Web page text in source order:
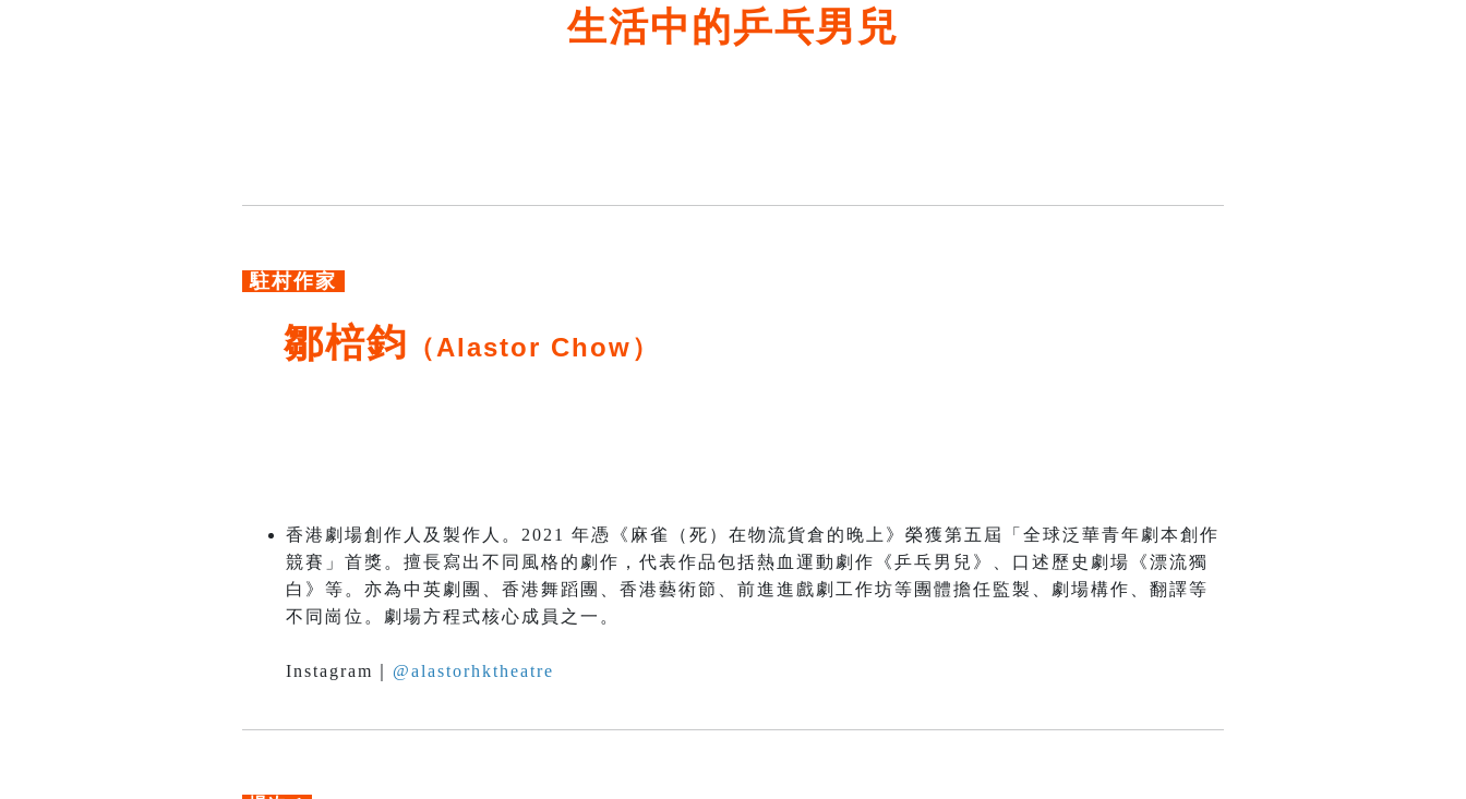
生活中的乒乓男兒
駐村作家
鄒棓鈞 （Alastor Chow）
香港劇場創作人及製作人。2021 年憑《麻雀（死）在物流貨倉的晚上》榮獲第五屆「全球泛華青年劇本創作
競賽」首獎。擅長寫出不同風格的劇作，代表作品包括熱血運動劇作《乒乓男兒》、口述歷史劇場《漂流獨
白》等。亦為中英劇團、香港舞蹈團、香港藝術節、前進進戲劇工作坊等團體擔任監製、劇場構作、翻譯等
不同崗位。劇場方程式核心成員之一。
Instagram｜ @alastorhktheatre